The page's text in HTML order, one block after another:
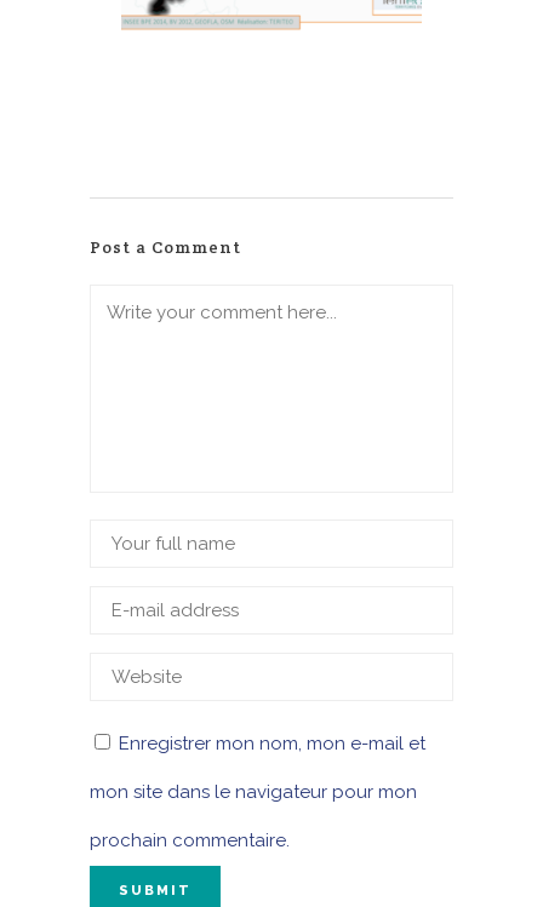
Post a Comment
Enregistrer mon nom, mon e-mail et
mon site dans le navigateur pour mon
prochain commentaire.